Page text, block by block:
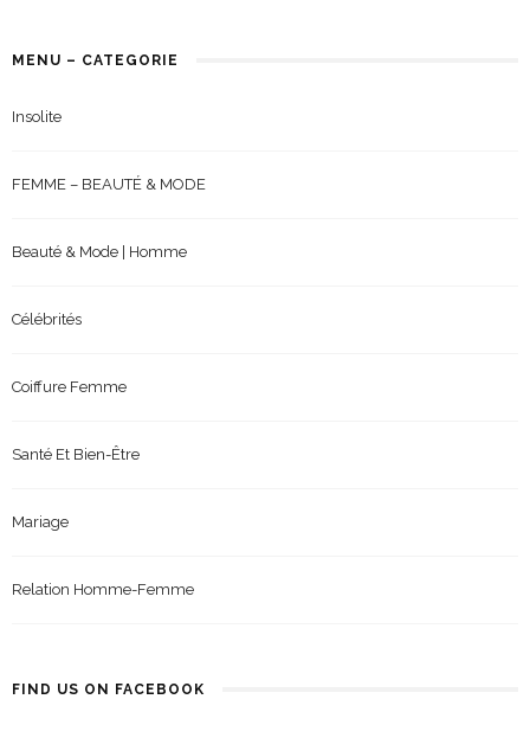
MENU – CATEGORIE
Insolite
FEMME – BEAUTÉ & MODE
Beauté & Mode | Homme
Célébrités
Coiffure Femme
Santé Et Bien-Être
Mariage
Relation Homme-Femme
FIND US ON FACEBOOK